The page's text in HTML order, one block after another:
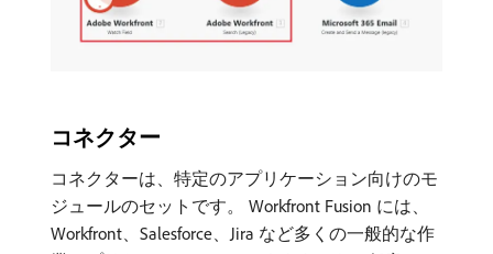
コネクター
コネクターは、特定のアプリケーション向けのモ
ジュールのセットです。 Workfront Fusion には、
Workfront、Salesforce、Jira など多くの一般的な作